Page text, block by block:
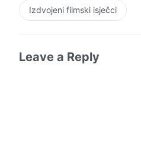
Izdvojeni filmski isječci
Leave a Reply